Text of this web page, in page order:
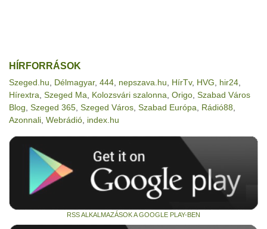
HÍRFORRÁSOK
Szeged.hu Délmagyar, 444 nepszava.hu HírTv, HVG hir24
Hírextra Szeged Ma Kolozsvári szalonna Origo Szabad Város
Blog Szeged 365 Szeged Város Szabad Európa Rádió88
Azonnali Webrádió index.hu
RSS ALKALMAZÁSOK A GOOGLE PLAY-BEN